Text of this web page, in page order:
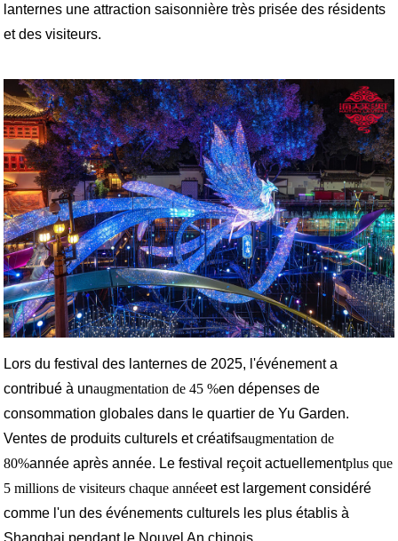
lanternes une attraction saisonnière très prisée des résidents
et des visiteurs.
Lors du festival des lanternes de 2025, l'événement a
contribué à unaugmentation de 45 %en dépenses de
consommation globales dans le quartier de Yu Garden.
Ventes de produits culturels et créatifsaugmentation de
80%année après année. Le festival reçoit actuellementplus que
5 millions de visiteurs chaque annéeet est largement considéré
comme l'un des événements culturels les plus établis à
Shanghai pendant le Nouvel An chinois.